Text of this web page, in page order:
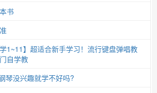
书
1~11】超适合新手学习！流行键盘弹唱教
自学教
琴没兴趣就学不好吗?